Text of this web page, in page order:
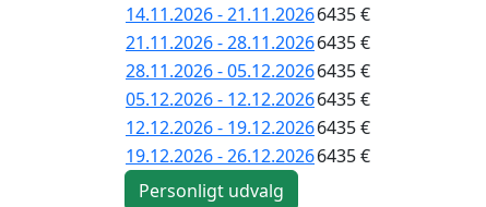
14.11.2026 - 21.11.20266435 €
21.11.2026 - 28.11.20266435 €
28.11.2026 - 05.12.20266435 €
05.12.2026 - 12.12.20266435 €
12.12.2026 - 19.12.20266435 €
19.12.2026 - 26.12.20266435 €
Personligt udvalg